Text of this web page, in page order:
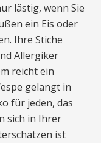
lästig, wenn Sie
ein Eis oder
Ihre Stiche
Allergiker
reicht ein
gelangt in
für jeden, das
sich in Ihrer
ist